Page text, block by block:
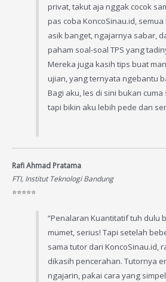
privat, takut aja nggak cocok
pas coba KoncoSinau.id,
asik banget, ngajarnya sabar,
paham soal-soal TPS yang
Mereka juga kasih tips buat
ujian, yang ternyata ngebantu
Bagi aku, les di sini bukan
tapi bikin aku lebih pede dan
Rafi Ahmad Pratama
FTI, Institut Teknologi Bandung
⭐️⭐️⭐️⭐️⭐️
“Penalaran Kuantitatif tuh dulu
mumet, serius! Tapi setelah
sama tutor dari KoncoSinau.id,
dikasih pencerahan. Tutornya
ngajarin, pakai cara yang